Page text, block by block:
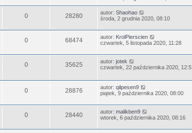
0 28280 autor: Shaohao
środa, 2 grudnia 2020, 08:10
0 68474 autor: KrolPierscien
czwartek, 5 listopada 2020, 11:28
0 35625 autor: jotek
czwartek, 22 października 2020,
0 28876 autor: qilpesen9
piątek, 9 października 2020, 08:00
0 28440 autor: malikben9
wtorek, 6 października 2020, 08:16